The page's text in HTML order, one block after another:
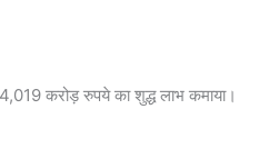
करोड़ रुपये का शुद्ध लाभ कमाया।